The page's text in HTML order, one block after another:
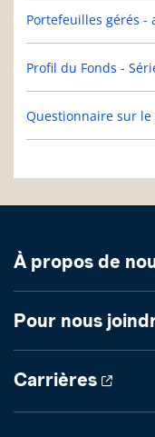
Portefeuilles gérés -
Profil du Fonds -
Questionnaire sur
À propos de
Pour nous
Carrières